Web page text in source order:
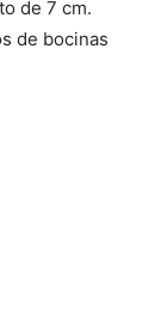
de 7 cm.
de bocinas